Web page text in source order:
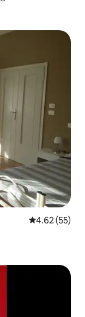
Calificación
4.62 (55)